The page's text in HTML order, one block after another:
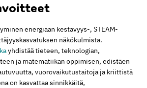
energiaan kestävyys-, STEAM-
näkökulmista.
yhdistää tieteen, teknologian,
ja matematiikan oppimisen, edistäen
vuorovaikutustaitoja ja kriittistä
on kasvattaa sinnikkäitä,